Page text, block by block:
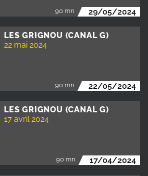
90 mn 29/05/2024
LES GRIGNOU (CANAL G)
22 mai 2024
90 mn 22/05/2024
LES GRIGNOU (CANAL G)
17 avril 2024
90 mn 17/04/2024